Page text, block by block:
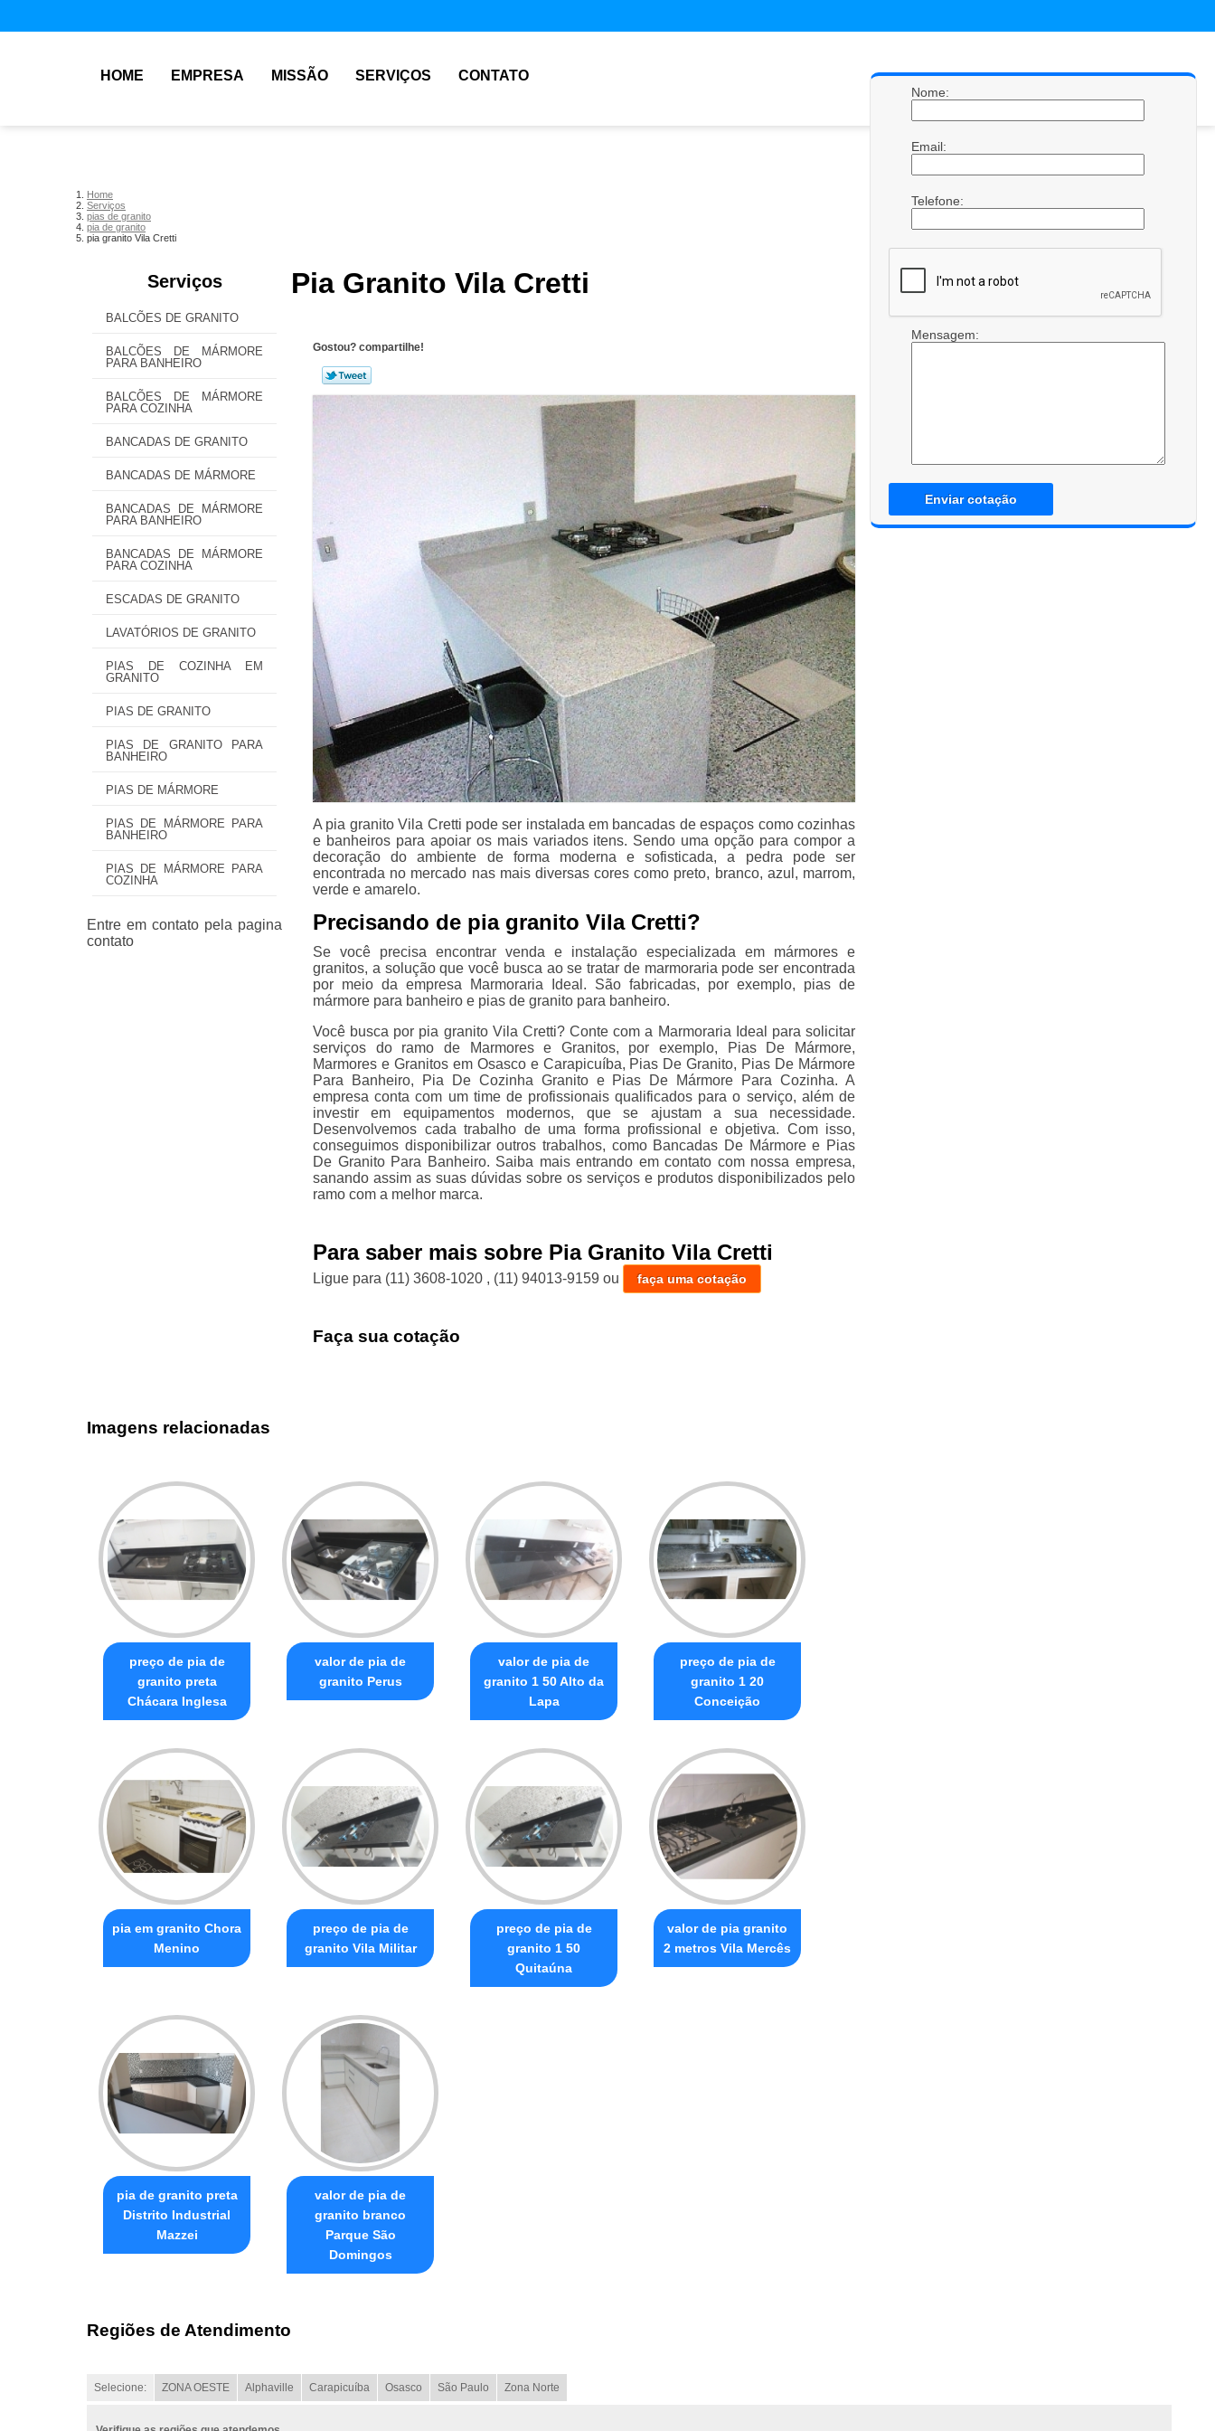
HOME EMPRESA MISSÃO SERVIÇOS CONTATO
Home
Serviços
pias de granito
pia de granito
pia granito Vila Cretti
Serviços
BALCÕES DE GRANITO
BALCÕES DE MÁRMORE
PARA BANHEIRO
BALCÕES DE MÁRMORE
PARA COZINHA
BANCADAS DE GRANITO
BANCADAS DE MÁRMORE
BANCADAS DE MÁRMORE
PARA BANHEIRO
BANCADAS DE MÁRMORE
PARA COZINHA
ESCADAS DE GRANITO
LAVATÓRIOS DE GRANITO
PIAS DE COZINHA EM
GRANITO
PIAS DE GRANITO
PIAS DE GRANITO PARA
BANHEIRO
PIAS DE MÁRMORE
PIAS DE MÁRMORE PARA
BANHEIRO
PIAS DE MÁRMORE PARA
COZINHA
Pia Granito Vila Cretti
Gostou? compartilhe!
A pia granito Vila Cretti pode ser instalada em bancadas de espaços como cozinhas
e banheiros para apoiar os mais variados itens. Sendo uma opção para compor a
decoração do ambiente de forma moderna e sofisticada, a pedra pode ser
encontrada no mercado nas mais diversas cores como preto, branco, azul, marrom,
verde e amarelo.
Precisando de pia granito Vila Cretti?
Se você precisa encontrar venda e instalação especializada em mármores e
granitos, a solução que você busca ao se tratar de marmoraria pode ser encontrada
por meio da empresa Marmoraria Ideal. São fabricadas, por exemplo, pias de
mármore para banheiro e pias de granito para banheiro.
Você busca por pia granito Vila Cretti? Conte com a Marmoraria Ideal para solicitar
serviços do ramo de Marmores e Granitos, por exemplo, Pias De Mármore,
Marmores e Granitos em Osasco e Carapicuíba, Pias De Granito, Pias De Mármore
Para Banheiro, Pia De Cozinha Granito e Pias De Mármore Para Cozinha. A
empresa conta com um time de profissionais qualificados para o serviço, além de
investir em equipamentos modernos, que se ajustam a sua necessidade.
Desenvolvemos cada trabalho de uma forma profissional e objetiva. Com isso,
conseguimos disponibilizar outros trabalhos, como Bancadas De Mármore e Pias
De Granito Para Banheiro. Saiba mais entrando em contato com nossa empresa,
sanando assim as suas dúvidas sobre os serviços e produtos disponibilizados pelo
ramo com a melhor marca.
Para saber mais sobre Pia Granito Vila Cretti
Ligue para (11) 3608-1020 , (11) 94013-9159 ou faça uma cotação
Faça sua cotação
Nome:
Email:
Telefone:
Mensagem:
Enviar cotação
Imagens relacionadas
preço de pia de
granito preta
Chácara Inglesa
valor de pia de
granito Perus
valor de pia de
granito 1 50 Alto da
Lapa
preço de pia de
granito 1 20
Conceição
pia em granito Chora
Menino
preço de pia de
granito Vila Militar
preço de pia de
granito 1 50
Quitaúna
valor de pia granito
2 metros Vila Mercês
pia de granito preta
Distrito Industrial
Mazzei
valor de pia de
granito branco
Parque São
Domingos
Regiões de Atendimento
Selecione: ZONA OESTE Alphaville Carapicuíba Osasco São Paulo Zona Norte